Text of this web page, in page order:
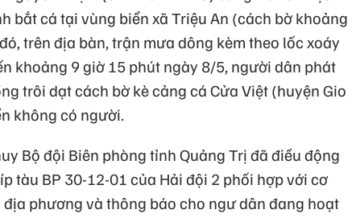
bắt cá tại vùng biển xã Triệu An (cách bờ khoảng
trên địa bàn, trận mưa dông kèm theo lốc xoáy
khoảng 9 giờ 15 phút ngày 8/5, người dân phát
trôi dạt cách bờ kè cảng cá Cửa Việt (huyện Gio
không có người.
Bộ đội Biên phòng tỉnh Quảng Trị đã điều động
tàu BP 30-12-01 của Hải đội 2 phối hợp với cơ
phương và thông báo cho ngư dân đang hoạt